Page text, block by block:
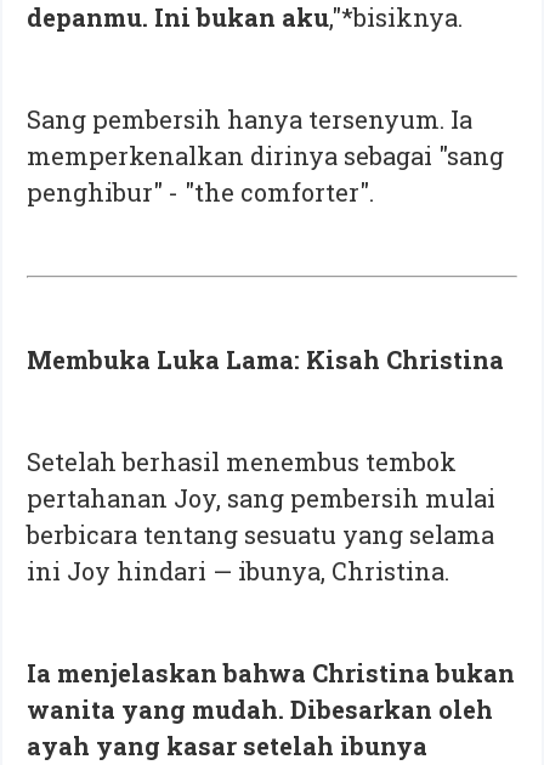
depanmu. Ini bukan aku,"*bisiknya.
Sang pembersih hanya tersenyum. Ia
memperkenalkan dirinya sebagai "sang
penghibur" - "the comforter".
Membuka Luka Lama: Kisah Christina
Setelah berhasil menembus tembok
pertahanan Joy, sang pembersih mulai
berbicara tentang sesuatu yang selama
ini Joy hindari — ibunya, Christina.
Ia menjelaskan bahwa Christina bukan
wanita yang mudah. Dibesarkan oleh
ayah yang kasar setelah ibunya